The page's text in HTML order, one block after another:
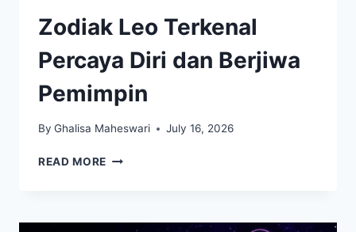
Zodiak Leo Terkenal
Percaya Diri dan Berjiwa
Pemimpin
By Ghalisa Maheswari July 16, 2026
READ MORE ZODIAK
DIRI